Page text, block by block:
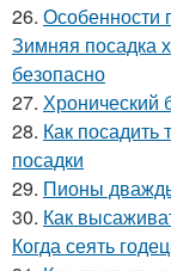
26. Особенности
Зимняя посадка
безопасно
27. Хронический
28. Как посадить
посадки
29. Пионы
30. Как
Когда сеять